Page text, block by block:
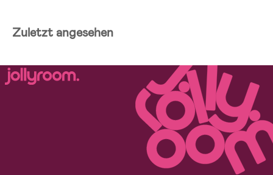
Zuletzt angesehen